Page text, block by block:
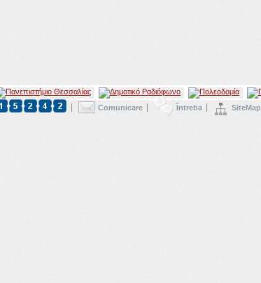
Comunicare Întreba SiteMap